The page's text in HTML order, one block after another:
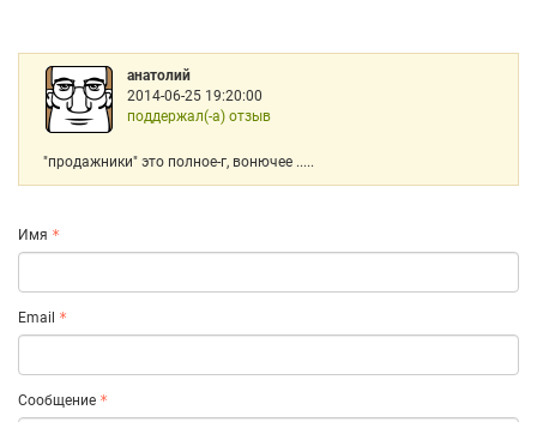
анатолий
2014-06-25 19:20:00
поддержал(-а) отзыв
"продажники" это полное-г, вонючее .....
Имя
Email
Сообщение